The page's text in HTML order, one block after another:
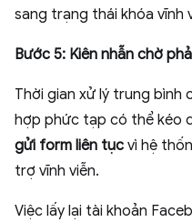
sang trạng thái khóa vĩnh
Bước 5: Kiên nhẫn chờ
Thời gian xử lý trung
hợp phức tạp có thể kéo
gửi form liên tục vì hệ
trợ vĩnh viễn.
Việc lấy lại tài khoản